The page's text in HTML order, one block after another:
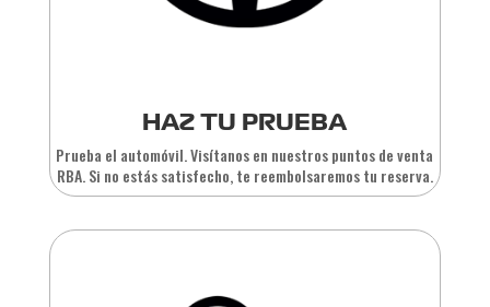
HAZ TU PRUEBA
Prueba el automóvil. Visítanos en nuestros puntos de venta
RBA. Si no estás satisfecho, te reembolsaremos tu reserva.